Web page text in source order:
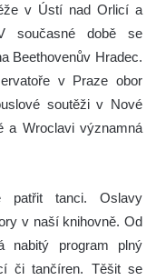
v Ústí nad Orlicí a
současné době se
Beethovenův Hradec.
v Praze obor
soutěži v Nové
a Wroclavi významná
patřit tanci. Oslavy
v naší knihovně. Od
program plný
či tančíren. Těšit se